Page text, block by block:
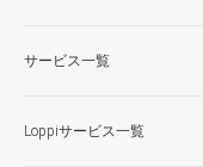
サービス一覧
Loppiサービス一覧